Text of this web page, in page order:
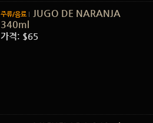
주류/음료
JUGO DE NARANJA
340ml
가격: $65